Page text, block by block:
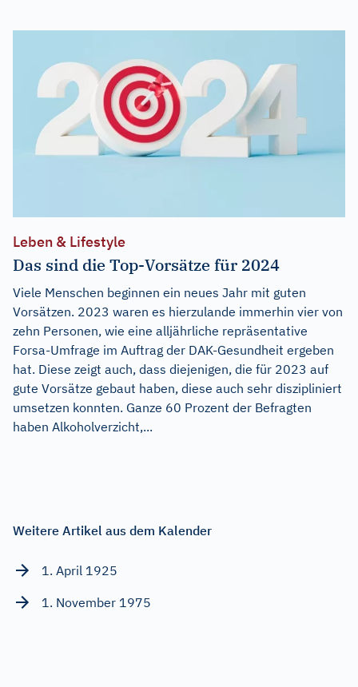
Leben & Lifestyle
Das sind die Top-Vorsätze für 2024
Viele Menschen beginnen ein neues Jahr mit guten
Vorsätzen. 2023 waren es hierzulande immerhin vier von
zehn Personen, wie eine alljährliche repräsentative
Forsa-Umfrage im Auftrag der DAK-Gesundheit ergeben
hat. Diese zeigt auch, dass diejenigen, die für 2023 auf
gute Vorsätze gebaut haben, diese auch sehr diszipliniert
umsetzen konnten. Ganze 60 Prozent der Befragten
haben Alkoholverzicht,...
Weitere Artikel aus dem Kalender
1. April 1925
1. November 1975